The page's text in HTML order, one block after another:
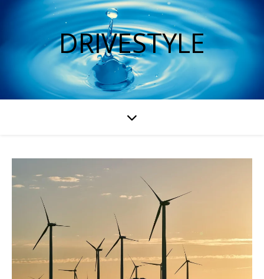
DRIVESTYLE